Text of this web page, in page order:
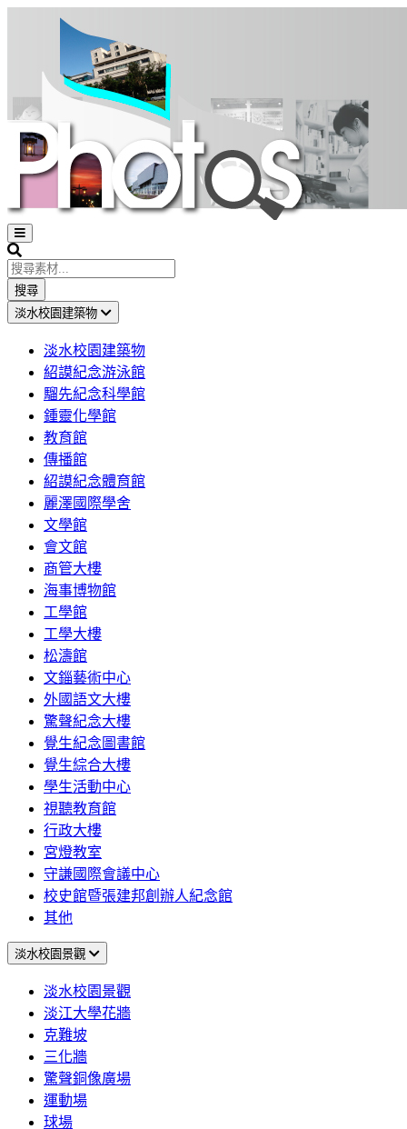
Open
sidebar
Search
搜尋
淡水校園建築物
淡水校園建築物
紹謨紀念游泳館
騮先紀念科學館
鍾靈化學館
教育館
傳播館
紹謨紀念體育館
麗澤國際學舍
文學館
會文館
商管大樓
海事博物館
工學館
工學大樓
松濤館
文錙藝術中心
外國語文大樓
驚聲紀念大樓
覺生紀念圖書館
覺生綜合大樓
學生活動中心
視聽教育館
行政大樓
宮燈教室
守謙國際會議中心
校史館暨張建邦創辦人紀念館
其他
淡水校園景觀
淡水校園景觀
淡江大學花牆
克難坡
三化牆
驚聲銅像廣場
運動場
球場